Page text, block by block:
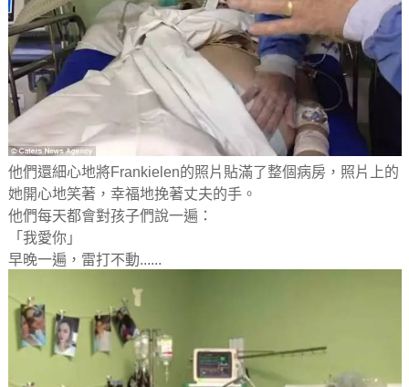
他們還細心地將Frankielen的照片貼滿了整個病房，照片上的
她開心地笑著，幸福地挽著丈夫的手。
他們每天都會對孩子們說一遍：
「我愛你」
早晚一遍，雷打不動......